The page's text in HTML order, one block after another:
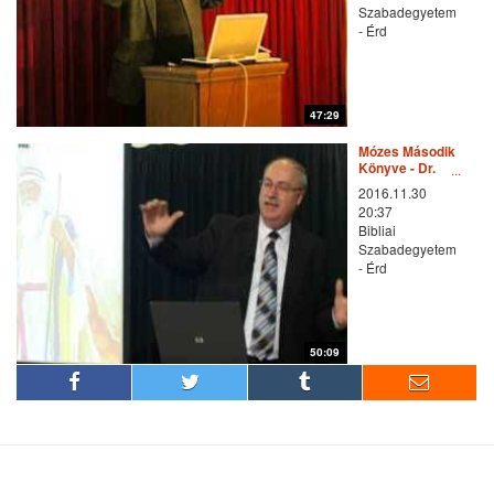
47:29
Szabadegyetem
- Érd
50:09
Mózes Második
Könyve - Dr.
Tokics Imre
előadása
2016.11.30
20:37
Bibliai
Szabadegyetem
- Érd